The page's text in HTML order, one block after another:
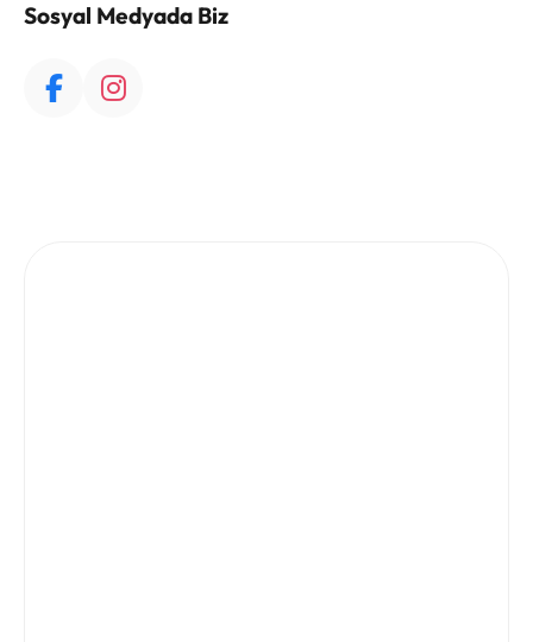
Sosyal Medyada Biz